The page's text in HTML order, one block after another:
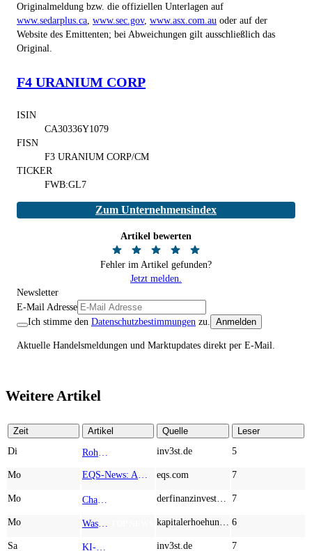
Originalmeldung bzw. die offiziellen Unterlagen auf
www.sedarplus.ca www.sec.gov, www.asx.com.au oder auf der
Website des Emittenten; bei Abweichungen gilt ausschließlich das
Original.
F4 URANIUM CORP
ISIN
CA30336Y1079
FISN
F3 URANIUM CORP/CM
TICKER
FWB:GL7
Zum Unternehmensindex
Artikel bewerten
Fehler im Artikel gefunden?
Jetzt melden.
Newsletter
E-Mail Adresse
Ich stimme den Datenschutzbestimmungen zu. Anmelden
Aktuelle Handelsmeldungen und Marktupdates direkt per E-Mail.
Weitere Artikel
Zeit Artikel Quelle
Leser
Di
inv3st.de 5
Mo eqs.com 7
Mo 7
Mo 6
Sa inv3st.de 7